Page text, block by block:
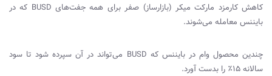
کاهش کارمزد مارکت میکر (بازارساز) صفر برای همه جفت‌های BUSD که در
بایننس معامله می‌شوند.
چندین محصول وام در بایننس که BUSD می‌تواند در آن سپرده شود تا سود
سالانه 15٪ را بدست آورد.